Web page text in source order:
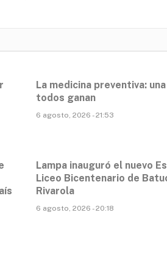
La medicina preventiva:
todos ganan
6 agosto, 2026 - 21:53
Lampa inauguró el nuevo
Liceo Bicentenario de
Rivarola
6 agosto, 2026 - 20:18